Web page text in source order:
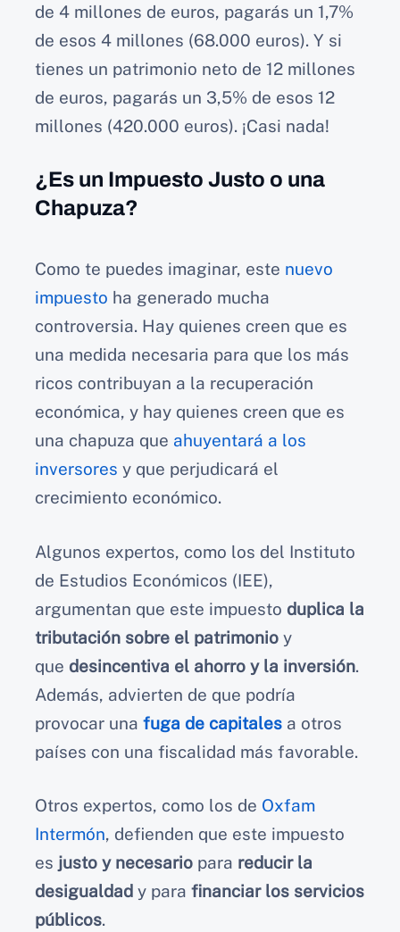
de 4 millones de euros, pagarás un 1,7%
de esos 4 millones (68.000 euros). Y si
tienes un patrimonio neto de 12 millones
de euros, pagarás un 3,5% de esos 12
millones (420.000 euros). ¡Casi nada!
¿Es un Impuesto Justo o una
Chapuza?
Como te puedes imaginar, este nuevo
impuesto ha generado mucha
controversia. Hay quienes creen que es
una medida necesaria para que los más
ricos contribuyan a la recuperación
económica, y hay quienes creen que es
una chapuza que ahuyentará a los
inversores y que perjudicará el
crecimiento económico.
Algunos expertos, como los del Instituto
de Estudios Económicos (IEE),
argumentan que este impuesto duplica la
tributación sobre el patrimonio y
que desincentiva el ahorro y la inversión.
Además, advierten de que podría
provocar una fuga de capitales a otros
países con una fiscalidad más favorable.
Otros expertos, como los de Oxfam
Intermón, defienden que este impuesto
es justo y necesario para reducir la
desigualdad y para financiar los servicios
públicos.